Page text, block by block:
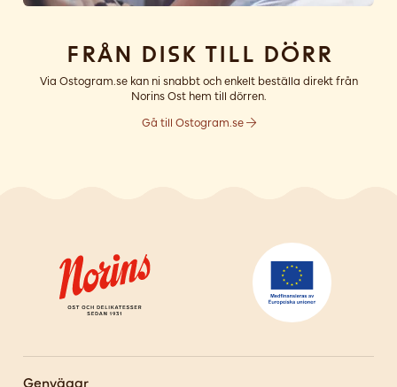
Från disk till dörr
Via Ostogram.se kan ni snabbt och enkelt beställa direkt från
Norins Ost hem till dörren.
Gå till Ostogram.se
Genvägar